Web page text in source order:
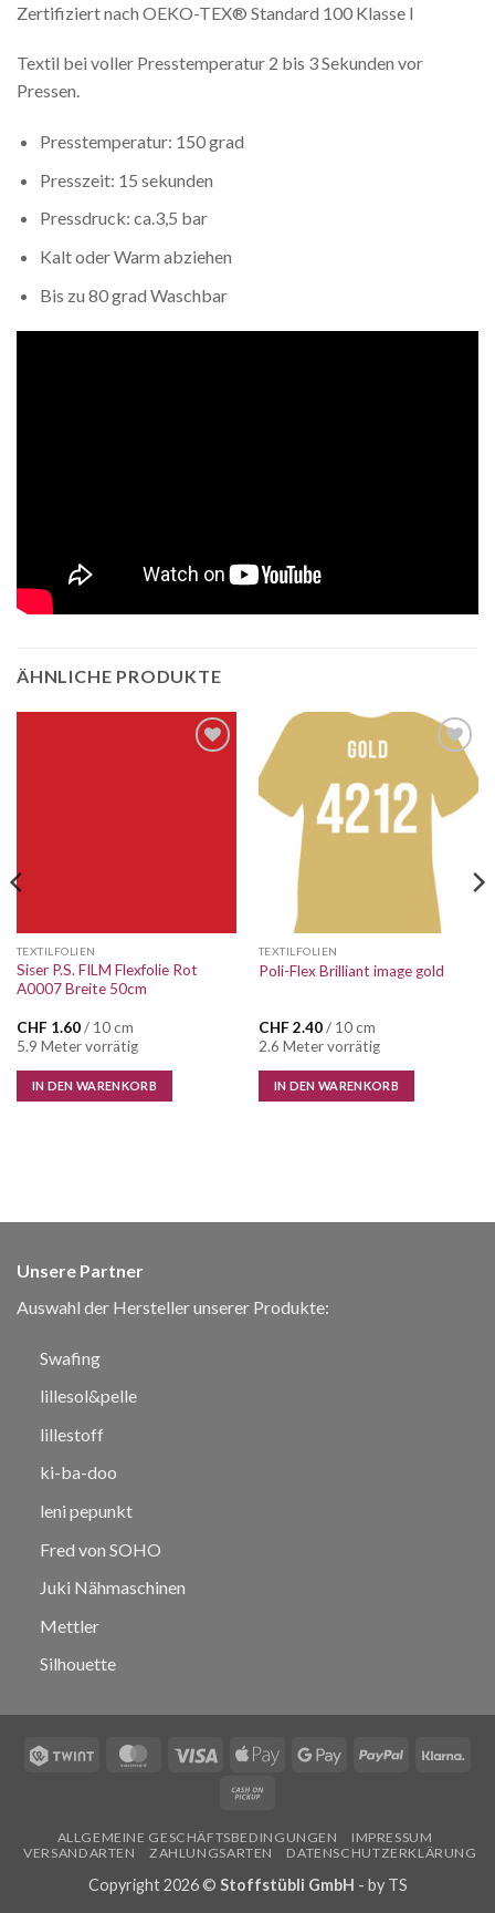
Zertifiziert nach OEKO-TEX® Standard 100 Klasse I
Textil bei voller Presstemperatur 2 bis 3 Sekunden vor
Pressen.
Presstemperatur: 150 grad
Presszeit: 15 sekunden
Pressdruck: ca.3,5 bar
Kalt oder Warm abziehen
Bis zu 80 grad Waschbar
ÄHNLICHE PRODUKTE
TEXTILFOLIEN
Siser P.S. FILM Flexfolie Rot
A0007 Breite 50cm
CHF 1.60/ 10 cm
5.9 Meter vorrätig
IN DEN WARENKORB
Wunschliste
TEXTILFOLIEN
Poli-Flex Brilliant image gold
CHF 2.40/ 10 cm
2.6 Meter vorrätig
IN DEN WARENKORB
Unsere Partner
Auswahl der Hersteller unserer Produkte:
Swafing
lillesol&pelle
lillestoff
ki-ba-doo
leni pepunkt
Fred von SOHO
Juki Nähmaschinen
Mettler
Silhouette
Twint MasterCard
Visa
Apple
Google PayPal
Pickup
ALLGEMEINE GESCHÄFTSBEDINGUNGEN
IMPRESSUM
VERSANDARTEN
ZAHLUNGSARTEN DATENSCHUTZERKLÄRUNG
Copyright 2026 © Stoffstübli GmbH - by TS